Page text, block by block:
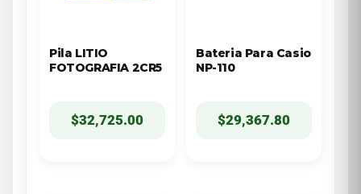
Pila LITIO
FOTOGRAFIA 2CR5
$32,725.00
Bateria Para Casio
NP-110
$29,367.80